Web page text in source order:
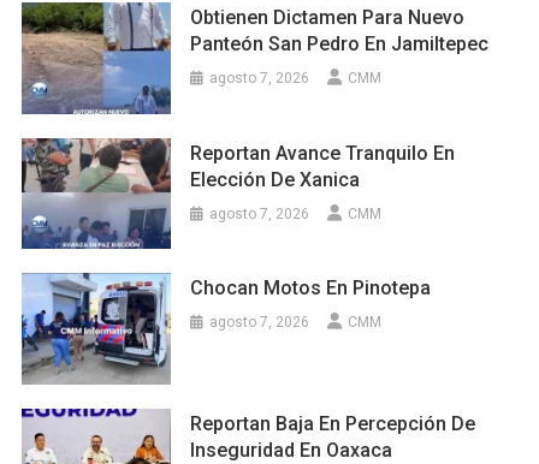
Obtienen Dictamen Para Nuevo
Panteón San Pedro En Jamiltepec
agosto 7, 2026 CMM
Reportan Avance Tranquilo En
Elección De Xanica
agosto 7, 2026 CMM
Chocan Motos En Pinotepa
agosto 7, 2026 CMM
Reportan Baja En Percepción De
Inseguridad En Oaxaca